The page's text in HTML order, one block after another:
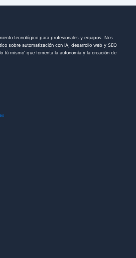
tecnológico para profesionales y equipos. Nos
sobre automatización con IA, desarrollo web y SEO
tú mismo' que fomenta la autonomía y la creación de